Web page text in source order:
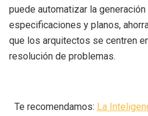
puede automatizar la
especificaciones y planos,
que los arquitectos se centren
resolución de problemas.
Te recomendamos: La